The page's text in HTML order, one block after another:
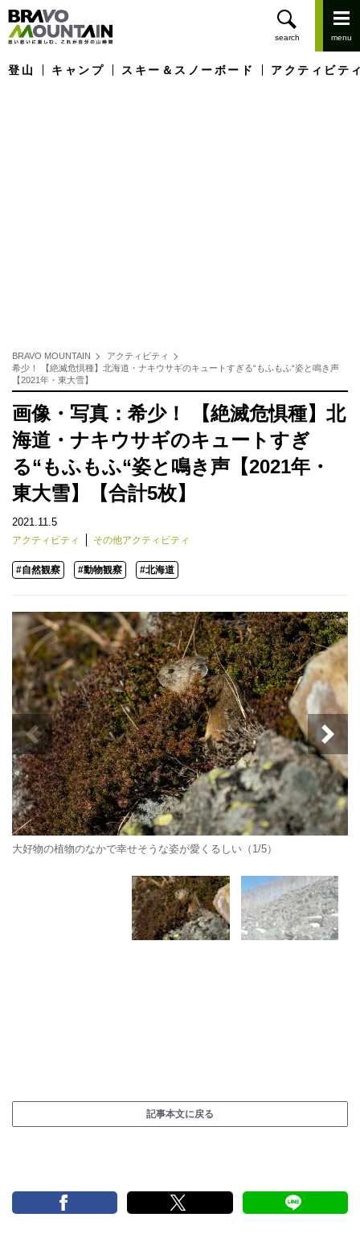
登山 キャンプ スキー＆スノーボード アクティビテ
BRAVO MOUNTAIN
アクティビティ
希少！ 【絶滅危惧種】北海道・ナキウサギのキュートすぎる“もふもふ“姿と鳴き声
【2021年・東大雪】
画像・写真：希少！ 【絶滅危惧種】北
海道・ナキウサギのキュートすぎ
る“もふもふ“姿と鳴き声【2021年・
東大雪】【合計5枚】
2021.11.5
アクティビティ その他アクティビティ
#自然観察 #動物観察 #北海道
大好物の植物のなかで幸せそうな姿が愛くるしい（1/5）
記事本文に戻る